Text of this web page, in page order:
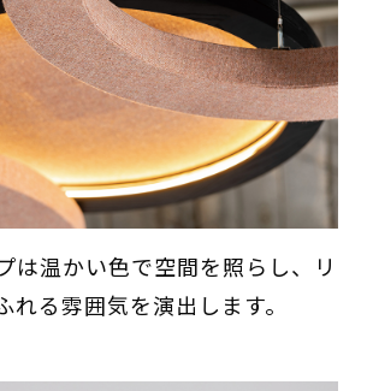
は温かい色で空間を照らし、リ
れる雰囲気を演出します。